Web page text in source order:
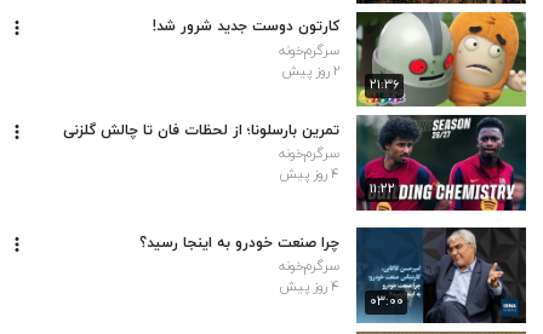
۲۱:۳۶
کارتون دوست جدید شرور شد!
سرگرم‌خونه
۲ روز پیش
۱۱:۲۲
تمرین بارسلونا؛ از لحظات فان تا چالش گلزنی
سرگرم‌خونه
۴ روز پیش
۰۳:۰۰
چرا صنعت خودرو به اینجا رسید؟
سرگرم‌خونه
۴ روز پیش